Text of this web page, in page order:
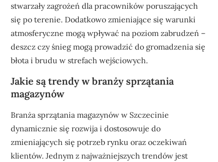
stwarzały zagrożeń dla pracowników poruszających
się po terenie. Dodatkowo zmieniające się warunki
atmosferyczne mogą wpływać na poziom zabrudzeń –
deszcz czy śnieg mogą prowadzić do gromadzenia się
błota i brudu w strefach wejściowych.
Jakie są trendy w branży sprzątania
magazynów
Branża sprzątania magazynów w Szczecinie
dynamicznie się rozwija i dostosowuje do
zmieniających się potrzeb rynku oraz oczekiwań
klientów. Jednym z najważniejszych trendów jest